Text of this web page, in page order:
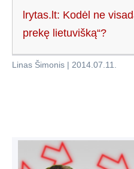
lrytas.lt: Kodėl ne
prekę lietuvišką“?
Linas Šimonis | 2014.07.11